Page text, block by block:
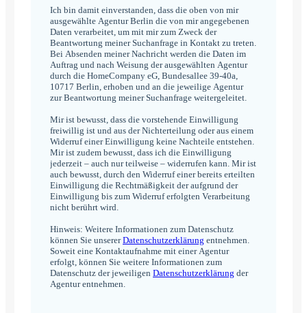
Ich bin damit einverstanden, dass die oben von mir
ausgewählte Agentur Berlin die von mir angegebenen
Daten verarbeitet, um mit mir zum Zweck der
Beantwortung meiner Suchanfrage in Kontakt zu treten.
Bei Absenden meiner Nachricht werden die Daten im
Auftrag und nach Weisung der ausgewählten Agentur
durch die HomeCompany eG, Bundesallee 39-40a,
10717 Berlin, erhoben und an die jeweilige Agentur
zur Beantwortung meiner Suchanfrage weitergeleitet.
Mir ist bewusst, dass die vorstehende Einwilligung
freiwillig ist und aus der Nichterteilung oder aus einem
Widerruf einer Einwilligung keine Nachteile entstehen.
Mir ist zudem bewusst, dass ich die Einwilligung
jederzeit – auch nur teilweise – widerrufen kann. Mir ist
auch bewusst, durch den Widerruf einer bereits erteilten
Einwilligung die Rechtmäßigkeit der aufgrund der
Einwilligung bis zum Widerruf erfolgten Verarbeitung
nicht berührt wird.
Hinweis: Weitere Informationen zum Datenschutz
können Sie unsererDatenschutzerklärung entnehmen.
Soweit eine Kontaktaufnahme mit einer Agentur
erfolgt, können Sie weitere Informationen zum
Datenschutz der jeweiligen Datenschutzerklärung der
Agentur entnehmen.